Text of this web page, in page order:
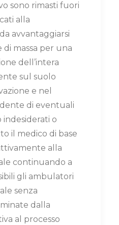
sono rimasti fuori
alla
avvantaggiarsi
di massa per una
dell’intera
sul suolo
e nel
di eventuali
o
il medico di base
alla
continuando a
gli ambulatori
senza
dalla
al processo